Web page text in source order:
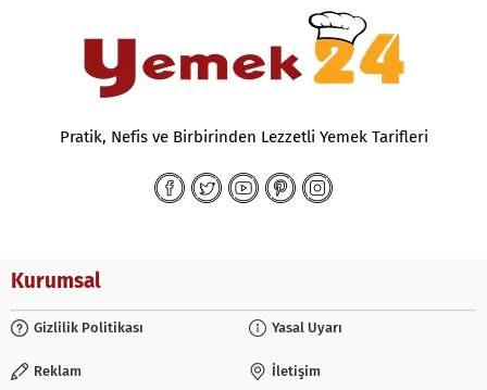
Pratik, Nefis ve Birbirinden Lezzetli Yemek Tarifleri
Kurumsal
Gizlilik Politikası Yasal Uyarı
Reklam İletişim